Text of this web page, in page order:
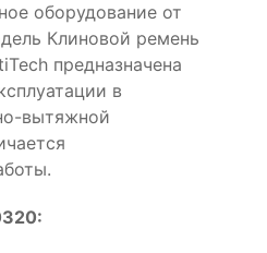
оборудование от
Клиновой ремень
предназначена
в
вытяжной